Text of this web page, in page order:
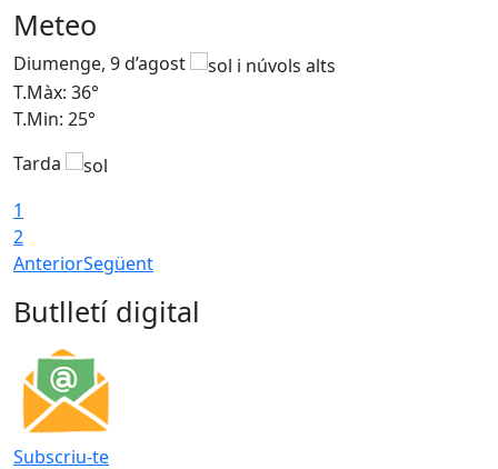
Meteo
Diumenge, 9 d’agost
T.Màx: 36°
T.Min: 25°
Tarda
1
2
AnteriorSegüent
Butlletí digital
Subscriu-te